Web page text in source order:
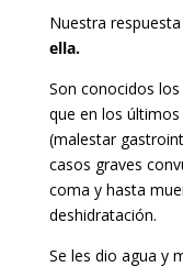
Nuestra respuesta
ella.
Son conocidos
que en los
(malestar
casos graves
coma y hasta
deshidratación.
Se les dio agua y